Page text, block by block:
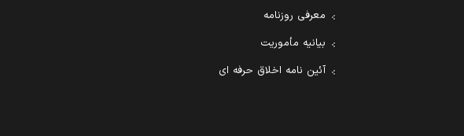
معرفی روزنامه
بیانیه مأموریت
آئین نامه اخلاق حرفه ای